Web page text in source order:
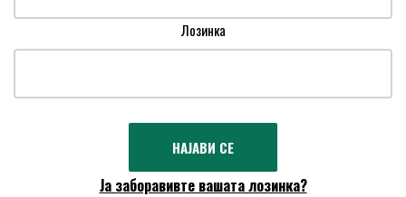
Лозинка
Ја заборавивте вашата лозинка?